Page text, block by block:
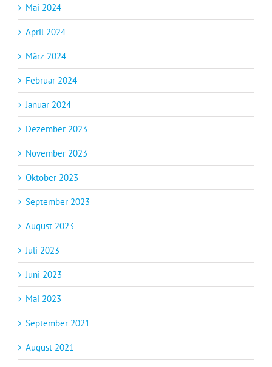
Mai 2024
April 2024
März 2024
Februar 2024
Januar 2024
Dezember 2023
November 2023
Oktober 2023
September 2023
August 2023
Juli 2023
Juni 2023
Mai 2023
September 2021
August 2021